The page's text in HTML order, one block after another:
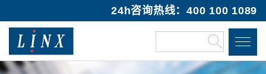
24h咨询热线：400 100 1089